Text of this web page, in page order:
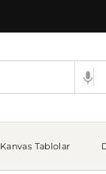
Kanvas Tablolar